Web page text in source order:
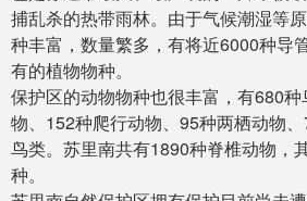
捕乱杀的热带雨林。由于气候潮湿等
种丰富，数量繁多，有将近6000种导
有的植物物种。
保护区的动物物种也很丰富，有680
物、152种爬行动物、95种两栖动物
鸟类。苏里南共有1890种脊椎动物，
种。